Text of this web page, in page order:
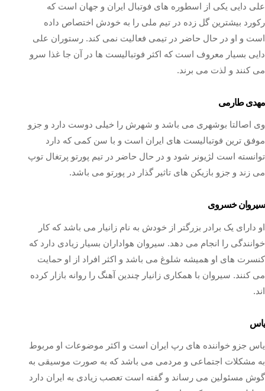
علی دایی یکی از اسطوره های فوتبال ایران و جهان است که
رکورد بیشترین گل زده در تیم ملی را به خودش اختصاص داده
است و او در حال حاضر در تیمی فعالیت نمی کند. رستوران علی
دایی بسیار معروف است که اکثر فوتبالیست ها در آن جا غذا سرو
می کنند و لذت می برند.
مهدی طارمی
وی اصالتا بوشهری می باشد و شهرش را خیلی دوست دارد و جزو
موفق ترین فوتبالیست های ایران است و با سن کمی که دارد
توانسته است لژیونر شود و در حال حاضر در تیم پورتو پرتغال توپ
می زند و جزو بازیکن های تاثیر گذار در پورتو می باشد.
سیروان خسروی
او دارای یک برادر بزرگتر از خودش به نام زانیار می باشد که کار
خوانندگی را انجام می دهد. سیروان هواداران بسیار زیادی دارد که
کنسرت های او همیشه شلوغ می باشد و اکثر افراد از او حمایت
می کنند. سیروان با همکاری زانیار چندین آهنگ را روانه بازار کرده
اند.
یاس
یاس جزو خواننده های رپ ایران است و اکثر موضوعات او مربوط
به مشکلات اجتماعی و مردمی می باشد که به صورت موسیقی به
گوش مسئولین می رساند و گفته است تعصب زیادی به ایران دارد